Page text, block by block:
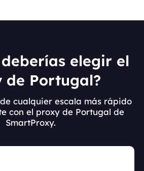
elegir el
de Portugal?
cualquier escala más rápido
con el proxy de Portugal de
SmartProxy.